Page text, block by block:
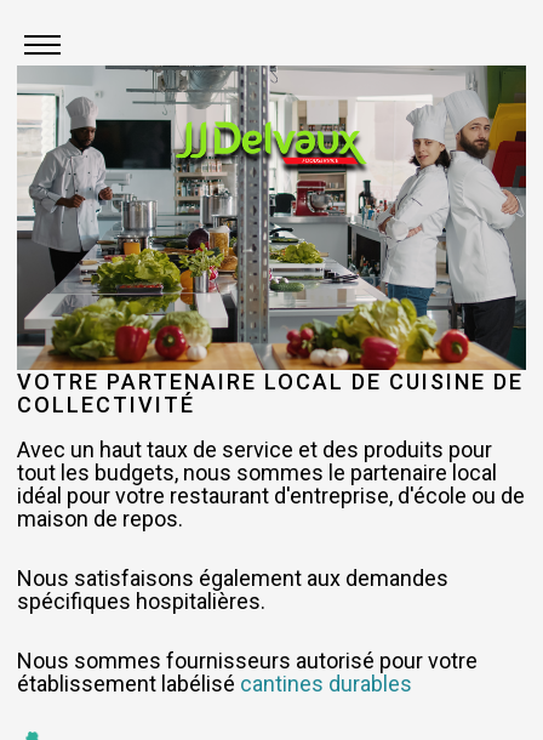
VOTRE PARTENAIRE LOCAL DE CUISINE DE
COLLECTIVITÉ
Avec un haut taux de service et des produits pour
tout les budgets, nous sommes le partenaire local
idéal pour votre restaurant d'entreprise, d'école ou de
maison de repos.
Nous satisfaisons également aux demandes
spécifiques hospitalières.
Nous sommes fournisseurs autorisé pour votre
établissement labélisé cantines durables